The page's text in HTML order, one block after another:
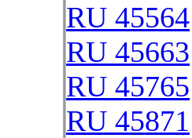
RU 45564
RU 45663
RU 45765
RU 45871